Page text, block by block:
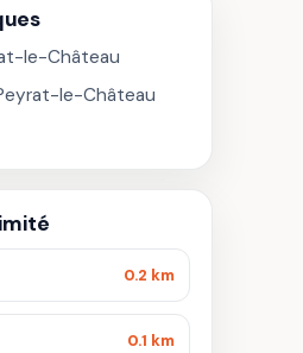
le-Château
le-Château
0.2 km
0.1 km